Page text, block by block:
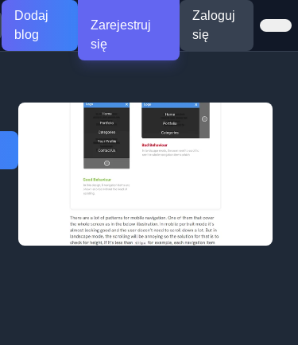
Dodaj
blog
Zarejestruj
się
Zaloguj
się